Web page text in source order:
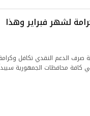
لشهر فبراير وهذا
صرف الدعم النقدي تكافل
كافة محافظات الجمهورية